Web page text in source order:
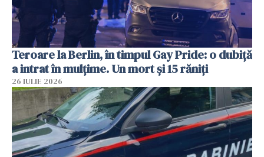
Teroare la Berlin, în timpul Gay Pride: o dubiță
a intrat în mulțime. Un mort și 15 răniți
26 IULIE 2026